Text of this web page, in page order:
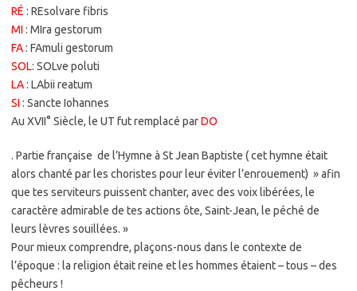
RÉ : REsolvare fibris
MI: MIra gestorum
FA: FAmuli gestorum
SOL: SOLve poluti
LA: LAbii reatum
SI: Sancte Iohannes
Au XVII° Siècle, le UT fut remplacé parDO
. Partie française de l’Hymne à St Jean Baptiste ( cet hymne était
alors chanté par les choristes pour leur éviter l’enrouement) » afin
que tes serviteurs puissent chanter, avec des voix libérées, le
caractère admirable de tes actions ôte, Saint-Jean, le péché de
leurs lèvres souillées. »
Pour mieux comprendre, plaçons-nous dans le contexte de
l’époque : la religion était reine et les hommes étaient – tous – des
pêcheurs !